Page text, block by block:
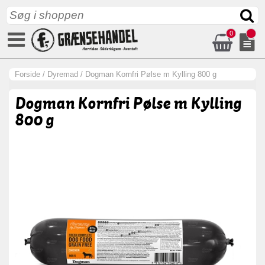
0
Forside / Dyremad / Dogman Kornfri Pølse m Kylling 800 g
Dogman Kornfri Pølse m Kylling
800 g